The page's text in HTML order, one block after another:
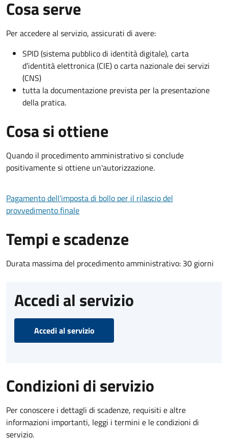
Cosa serve
Per accedere al servizio, assicurati di avere:
SPID (sistema pubblico di identità digitale), carta
d’identità elettronica (CIE) o carta nazionale dei servizi
(CNS)
tutta la documentazione prevista per la presentazione
della pratica.
Cosa si ottiene
Quando il procedimento amministrativo si conclude
positivamente si ottiene un'autorizzazione.
Pagamento dell'imposta di bollo per il rilascio del
provvedimento finale
Tempi e scadenze
Durata massima del procedimento amministrativo: 30 giorni
Accedi al servizio
Accedi al servizio
Condizioni di servizio
Per conoscere i dettagli di scadenze, requisiti e altre
informazioni importanti, leggi i termini e le condizioni di
servizio.